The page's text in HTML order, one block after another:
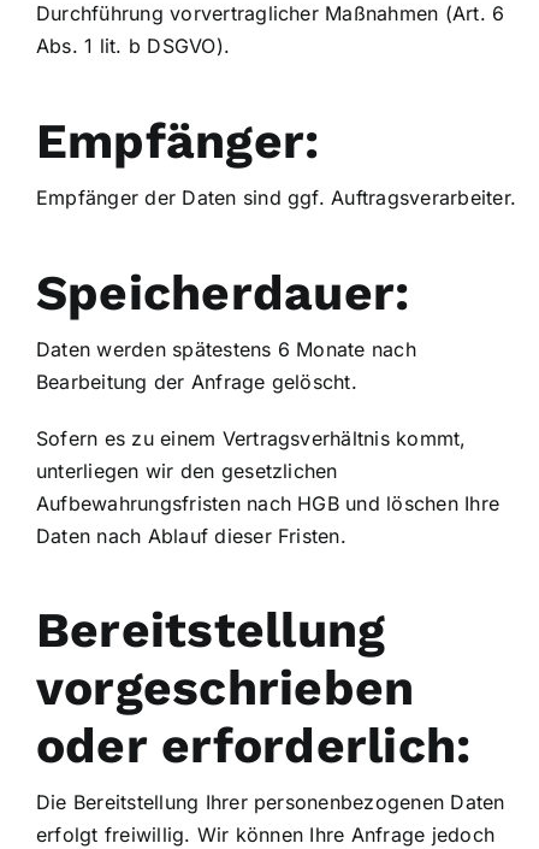
Durchführung vorvertraglicher Maßnahmen (Art. 6
Abs. 1 lit. b DSGVO).
Empfänger:
Empfänger der Daten sind ggf. Auftragsverarbeiter.
Speicherdauer:
Daten werden spätestens 6 Monate nach
Bearbeitung der Anfrage gelöscht.
Sofern es zu einem Vertragsverhältnis kommt,
unterliegen wir den gesetzlichen
Aufbewahrungsfristen nach HGB und löschen Ihre
Daten nach Ablauf dieser Fristen.
Bereitstellung
vorgeschrieben
oder erforderlich:
Die Bereitstellung Ihrer personenbezogenen Daten
erfolgt freiwillig. Wir können Ihre Anfrage jedoch